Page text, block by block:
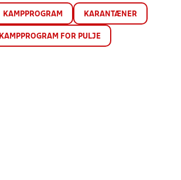
KAMPPROGRAM KARANTÆNER
KAMPPROGRAM FOR PULJE